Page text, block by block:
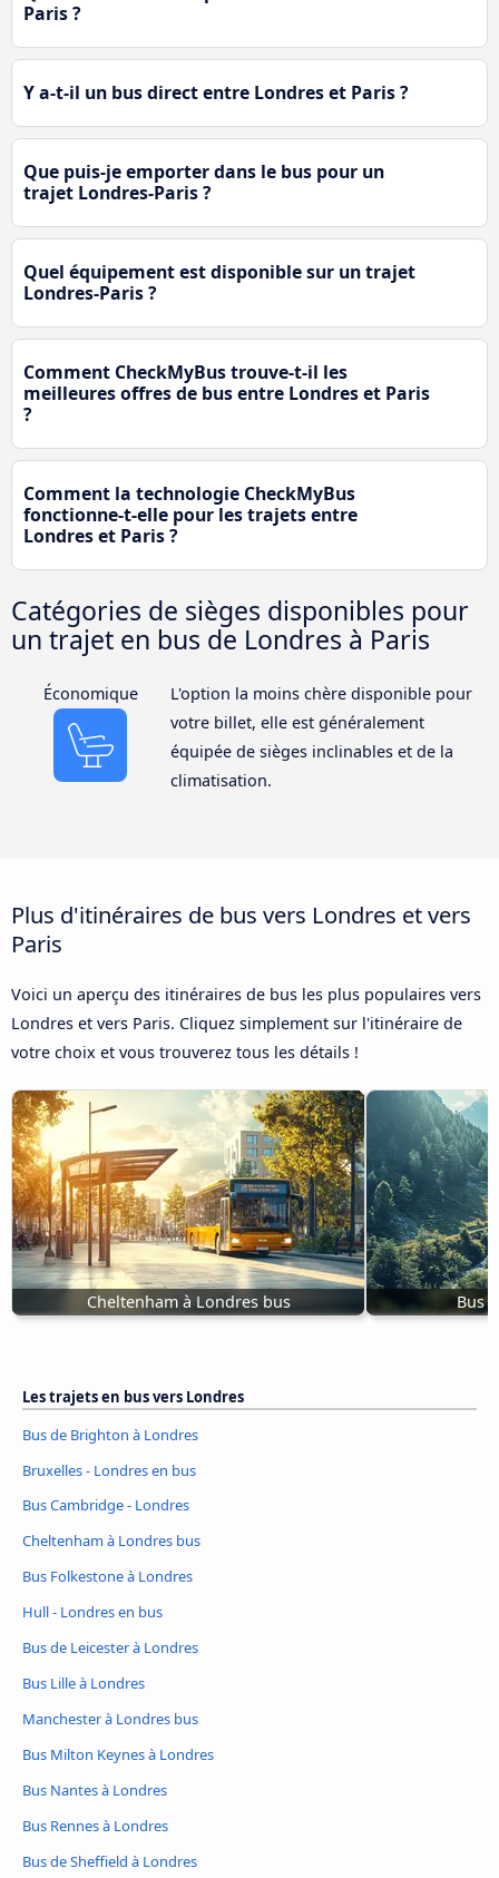
Paris ?
Y a-t-il un bus direct entre Londres et Paris ?
Que puis-je emporter dans le bus pour un
trajet Londres-Paris ?
Quel équipement est disponible sur un trajet
Londres-Paris ?
Comment CheckMyBus trouve-t-il les
meilleures offres de bus entre Londres et Paris
?
Comment la technologie CheckMyBus
fonctionne-t-elle pour les trajets entre
Londres et Paris ?
Catégories de sièges disponibles pour
un trajet en bus de Londres à Paris
Économique
L'option la moins chère disponible pour
votre billet, elle est généralement
équipée de sièges inclinables et de la
climatisation.
Plus d'itinéraires de bus vers Londres et vers
Paris
Voici un aperçu des itinéraires de bus les plus populaires vers
Londres et vers Paris. Cliquez simplement sur l'itinéraire de
votre choix et vous trouverez tous les détails !
Cheltenham à Londres bus Bus
Les trajets en bus vers Londres
Bus de Brighton à Londres
Bruxelles - Londres en bus
Bus Cambridge - Londres
Cheltenham à Londres bus
Bus Folkestone à Londres
Hull - Londres en bus
Bus de Leicester à Londres
Bus Lille à Londres
Manchester à Londres bus
Bus Milton Keynes à Londres
Bus Nantes à Londres
Bus Rennes à Londres
Bus de Sheffield à Londres